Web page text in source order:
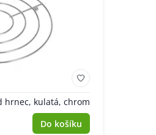
hrnec, kulatá, chrom
Do košíku